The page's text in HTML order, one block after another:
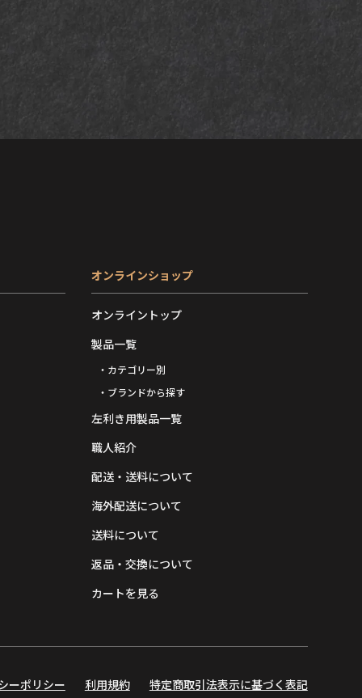
オンラインショップ
オンライントップ
製品一覧
・カテゴリー別
・ブランドから探す
左利き用製品一覧
職人紹介
配送・送料について
海外配送について
送料について
返品・交換について
カートを見る
ーポリシー 利用規約 特定商取引法表示に基づく表記